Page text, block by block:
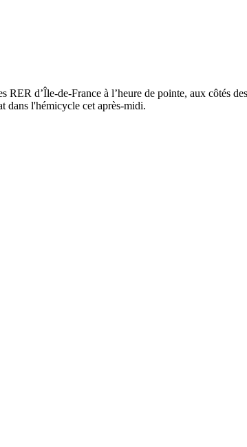
d’Île-de-France à l’heure de pointe, aux côtés
dans l'hémicycle cet après-midi.